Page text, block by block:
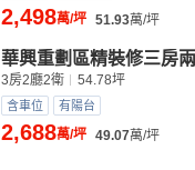
2,498萬/坪 51.93萬/坪
華興重劃區精裝修三房
3房2廳2衛 54.78坪
含車位 有陽台
2,688萬/坪 49.07萬/坪